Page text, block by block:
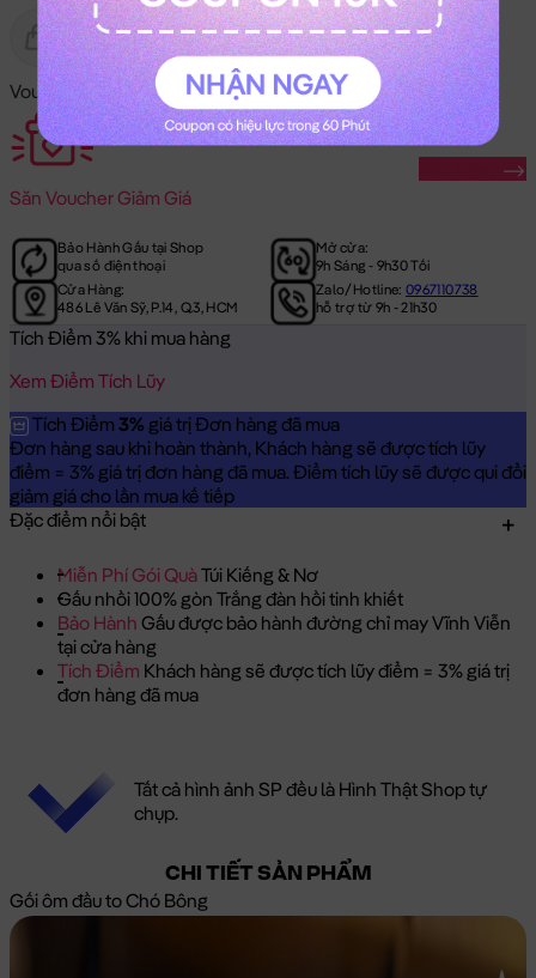
Gửi Tặng Hết Hàng
Voucher Mã Khuyến Mãi:
Săn Voucher Giảm Giá
Bảo Hành Gấu tại Shop
qua số điện thoại
Mở cửa:
9h Sáng - 9h30 Tối
Cửa Hàng:
486 Lê Văn Sỹ, P.14, Q.3, HCM
Zalo/Hotline:0967110738
hỗ trợ từ 9h - 21h30
Tích Điểm 3% khi mua hàng
Xem Điểm Tích Lũy
Tích Điểm 3% giá trị Đơn hàng đã mua
Đơn hàng sau khi hoàn thành, Khách hàng sẽ được tích lũy
điểm = 3% giá trị đơn hàng đã mua. Điểm tích lũy sẽ được qui đổi
giảm giá cho lần mua kế tiếp
Đặc điểm nổi bật
Miễn Phí Gói QuàTúi Kiếng & Nơ
Gấu nhồi 100% gòn Trắng đàn hồi tinh khiết
Bảo Hành Gấu được bảo hành đường chỉ may Vĩnh Viễn
tại cửa hàng
Tích Điểm Khách hàng sẽ được tích lũy điểm = 3% giá trị
đơn hàng đã mua
Tất cả hình ảnh SP đều là Hình Thật Shop tự
chụp.
CHI TIẾT SẢN PHẨM
Gối ôm đầu to Chó Bông